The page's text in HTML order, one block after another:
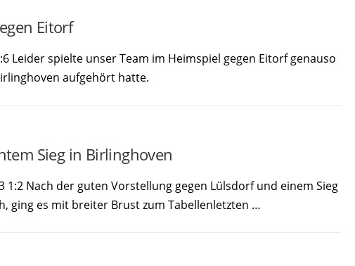
Eitorf
Leider spielte unser Team im Heimspiel gegen Eitorf genauso
aufgehört hatte.
Sieg in Birlinghoven
1:2 Nach der guten Vorstellung gegen Lülsdorf und einem Sieg
ging es mit breiter Brust zum Tabellenletzten …